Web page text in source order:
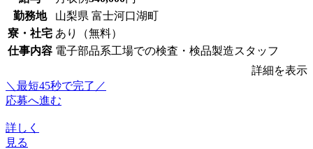
勤務地
山梨県 富士河口湖町
寮・社宅 あり（無料）
仕事内容 電子部品系工場での検査・検品製造スタッフ
詳細を表示
＼最短45秒で完了／
応募へ進む
詳しく
見る